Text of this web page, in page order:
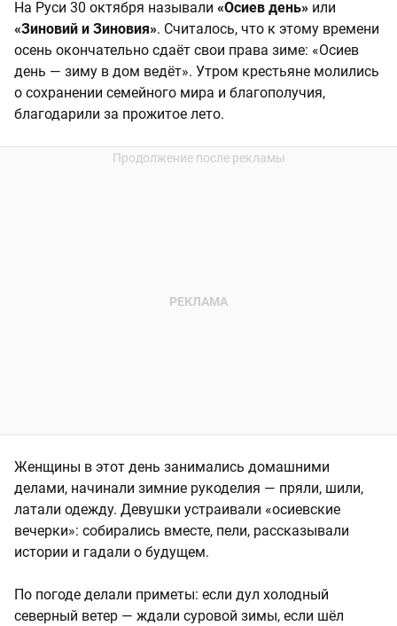
На Руси 30 октября называли «Осиев день» или
«Зиновий и Зиновия». Считалось, что к этому времени
осень окончательно сдаёт свои права зиме: «Осиев
день — зиму в дом ведёт». Утром крестьяне молились
о сохранении семейного мира и благополучия,
благодарили за прожитое лето.
Женщины в этот день занимались домашними
делами, начинали зимние рукоделия — пряли, шили,
латали одежду. Девушки устраивали «осиевские
вечерки»: собирались вместе, пели, рассказывали
истории и гадали о будущем.
По погоде делали приметы: если дул холодный
северный ветер — ждали суровой зимы, если шёл